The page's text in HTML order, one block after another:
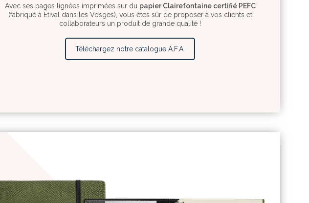
Avec ses pages lignées imprimées sur du papier Clairefontaine certifié PEFC
(fabriqué à Étival dans les Vosges), vous êtes sûr de proposer à vos clients et
collaborateurs un produit de grande qualité !
Téléchargez notre catalogue A.F.A.